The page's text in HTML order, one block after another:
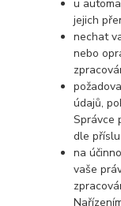
u
jejich
nechat
nebo
údajů,
Správce
dle
na
vaše